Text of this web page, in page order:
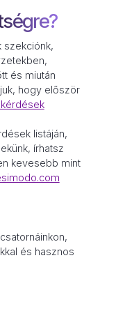
szekciónk,
és miután
hogy először
listáján,
írhatsz
kevesebb mint
és hasznos